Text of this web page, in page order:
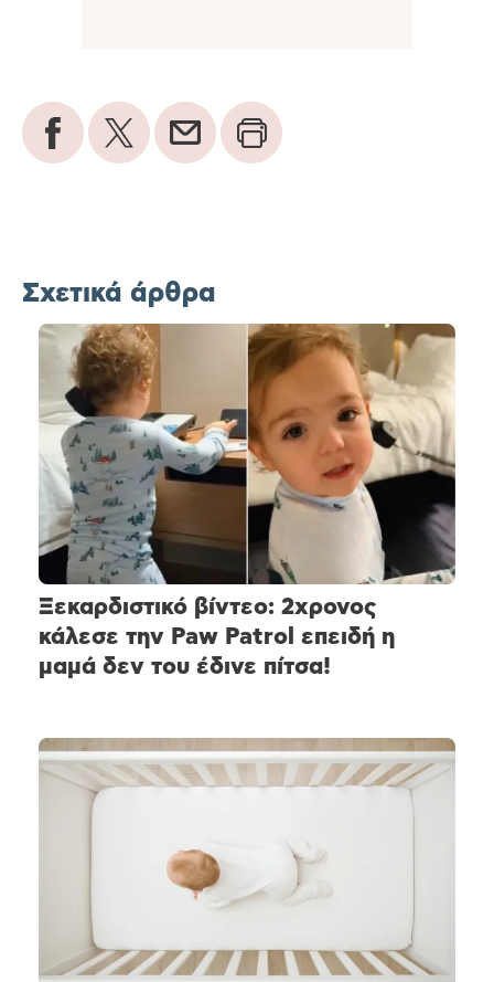
Σχετικά άρθρα
Ξεκαρδιστικό βίντεο: 2χρονος
κάλεσε την Paw Patrol επειδή η
μαμά δεν του έδινε πίτσα!